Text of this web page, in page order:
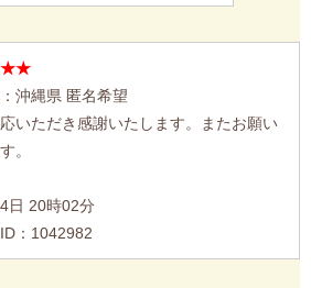
沖縄県 匿名希望
いただき感謝いたします。またお願い
。
日 20時02分
：1042982